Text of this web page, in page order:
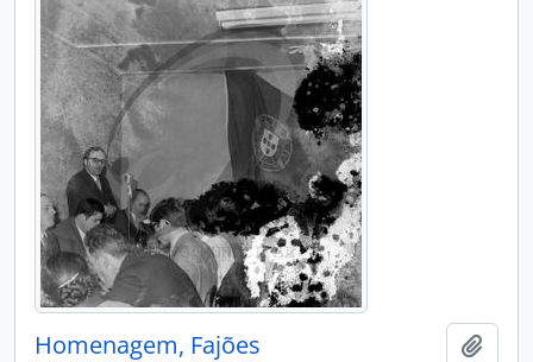
Homenagem, Fajões